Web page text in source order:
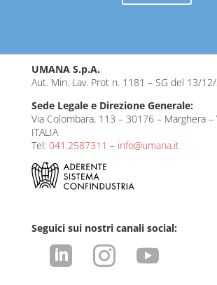
UMANA S.p.A.
Aut. Min. Lav. Prot n. 1181 – SG del 13/
Sede Legale e Direzione Generale:
Via Colombara, 113 – 30176 – Marghera –
ITALIA
Tel: 041.2587311 – info@umana.it
Seguici sui nostri canali social:
  